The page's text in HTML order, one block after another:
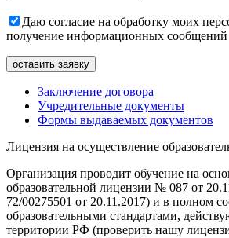
Даю согласие на обработку моих
получение информационных сообщений
Заключение договора
Учредительные документы
Формы выдаваемых документов
Лицензия на осуществление
Организация проводит обучение на
образовательной лицензии № 087 от
72/00275501 от 20.11.2017) и в полном
образовательными стандартами,
территории РФ (проверить нашу